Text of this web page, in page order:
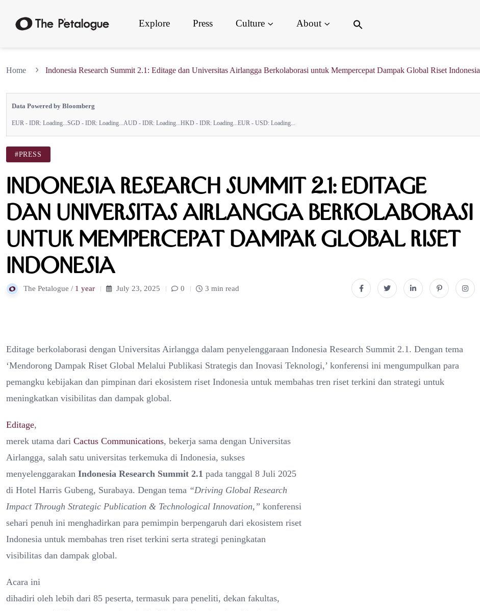
Explore Press Culture About
Home Indonesia Research Summit 2.1: Editage dan Universitas Airlangga Berkolaborasi untuk Mempercepat Dampak Global Riset Indonesia
Data Powered by Bloomberg
EUR - IDR: Loading...SGD - IDR: Loading...AUD - IDR: Loading...HKD - IDR: Loading...EUR - USD: Loading...
#PRESS
Indonesia Research Summit 2.1: Editage
dan Universitas Airlangga Berkolaborasi
untuk Mempercepat Dampak Global Riset
Indonesia
The Petalogue / 1 year July 23, 2025 0 3 min read
Editage berkolaborasi dengan Universitas Airlangga dalam penyelenggaraan Indonesia Research Summit 2.1. Dengan tema
‘Mendorong Dampak Riset Global Melalui Publikasi Strategis dan Inovasi Teknologi,’ konferensi ini mengumpulkan para
pemangku kebijakan dan pimpinan dari ekosistem riset Indonesia untuk membahas tren riset terkini dan strategi untuk
meningkatkan visibilitas dan dampak global.
Editage,
merek utama dari Cactus Communications, bekerja sama dengan Universitas
Airlangga, salah satu universitas terkemuka di Indonesia, sukses
menyelenggarakan Indonesia Research Summit 2.1 pada tanggal 8 Juli 2025
di Hotel Harris Gubeng, Surabaya. Dengan tema “Driving Global Research
Impact Through Strategic Publication & Technological Innovation,” konferensi
sehari penuh ini menghadirkan para pemimpin berpengaruh dari ekosistem riset
Indonesia untuk membahas tren riset terkini serta strategi peningkatan
visibilitas dan dampak global.
Acara ini
dihadiri oleh lebih dari 85 peserta, termasuk para peneliti, dekan fakultas,